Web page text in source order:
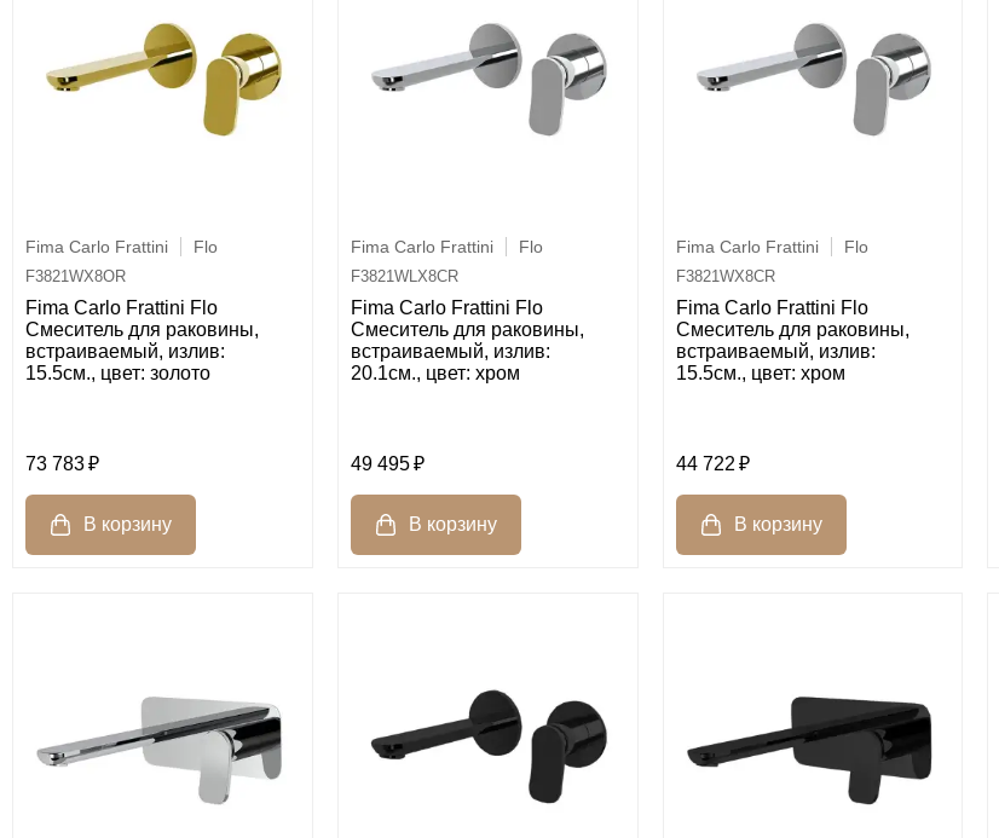
Fima Carlo Frattini Flo
F3821WX8OR
Fima Carlo Frattini Flo
Cмеситель для раковины,
встраиваемый, излив:
15.5см., цвет: золото
73 783
Fima Carlo Frattini Flo
F3821WLX8CR
Fima Carlo Frattini Flo
Cмеситель для раковины,
встраиваемый, излив:
20.1см., цвет: хром
49 495
Fima Carlo Frattini Flo
F3821WX8CR
Fima Carlo Frattini Flo
Cмеситель для раковины,
встраиваемый, излив:
15.5см., цвет: хром
44 722